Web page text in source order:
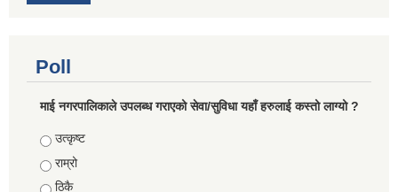
Poll
माई नगरपालिकाले उपलब्ध गराएको सेवा/सुविधा यहाँ हरुलाई कस्तो लाग्यो ?
Choices
उत्कृष्ट
राम्रो
ठिकै